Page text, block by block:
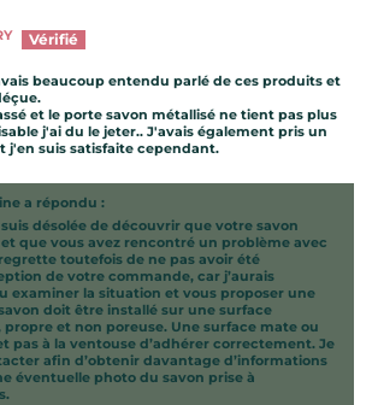
beaucoup entendu parlé de ces produits et
et le porte savon métallisé ne tient pas plus
j'ai du le jeter.. J'avais également pris un
j'en suis satisfaite cependant.
a répondu :
désolée de découvrir que votre savon
que vous avez rencontré un problème avec
toutefois de ne pas avoir été
de votre commande, car j’aurais
examiner la situation et vous proposer une
doit être installé sur une surface
et non poreuse. Une surface mate ou
pas à la ventouse d’adhérer correctement. Je
afin d’obtenir davantage d’informations
éventuelle photo du savon prise à